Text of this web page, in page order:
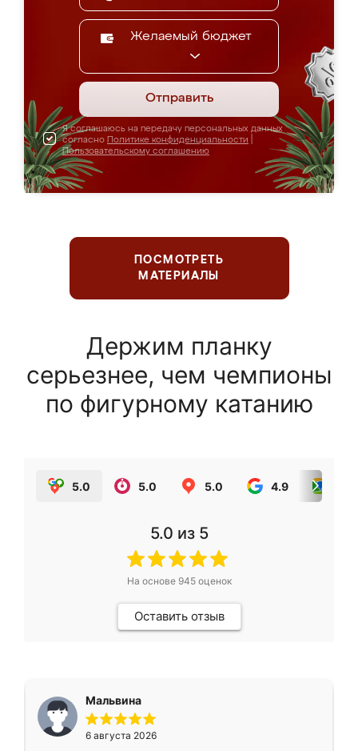
Желаемый бюджет
Отправить
Я соглашаюсь на передачу персональных данных
согласно Политике конфиденциальности
Пользовательскому соглашению
ПОСМОТРЕТЬ
МАТЕРИАЛЫ
Держим планку
серьезнее, чем чемпионы
по фигурному катанию
5.0 5.0 5.0 4.9
5.0 из 5
На основе 945оценок
Оставить отзыв
Мальвина
6 августа 2026